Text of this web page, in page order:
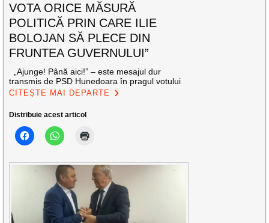
VOTA ORICE MĂSURĂ
POLITICĂ PRIN CARE ILIE
BOLOJAN SĂ PLECE DIN
FRUNTEA GUVERNULUI”
„Ajunge! Până aici!” – este mesajul dur
transmis de PSD Hunedoara în pragul votului
CITEȘTE MAI DEPARTE
Distribuie acest articol